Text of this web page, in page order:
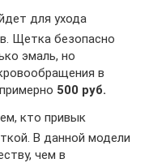
для ухода
Щетка безопасно
эмаль, но
в
500 руб.
кто привык
В данной модели
чем в